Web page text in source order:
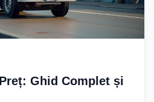
Ghid Complet și